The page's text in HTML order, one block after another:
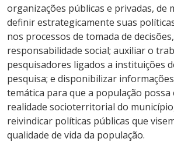
organizações públicas e privadas, de
definir estrategicamente suas
nos processos de tomada de
responsabilidade social; auxiliar o
pesquisadores ligados a instituições
pesquisa; e disponibilizar
temática para que a população possa
realidade socioterritorial do
reivindicar políticas públicas que
qualidade de vida da população.